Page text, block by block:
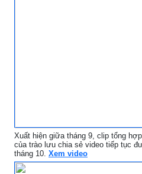
Xuất hiện giữa tháng 9, clip tổng
của trào lưu chia sẻ video tiếp tục
tháng 10. Xem video